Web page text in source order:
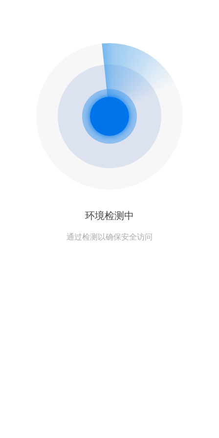
环境检测中
通过检测以确保安全访问